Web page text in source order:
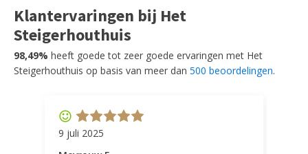
Klantervaringen bij Het
Steigerhouthuis
98,49% heeft goede tot zeer goede ervaringen met Het
Steigerhouthuis op basis van meer dan 500 beoordelingen.
9 juli 2025